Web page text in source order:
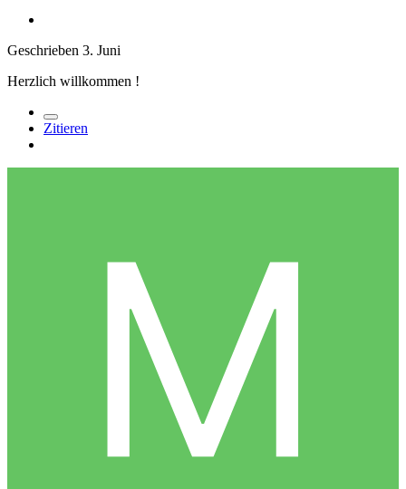
Geschrieben 3. Juni
Herzlich willkommen !
Zitieren